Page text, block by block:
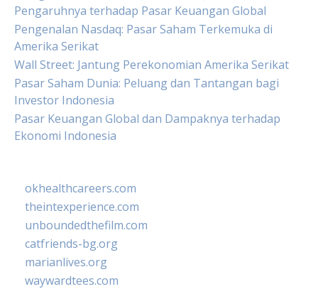
Pengaruhnya terhadap Pasar Keuangan Global
Pengenalan Nasdaq: Pasar Saham Terkemuka di
Amerika Serikat
Wall Street: Jantung Perekonomian Amerika Serikat
Pasar Saham Dunia: Peluang dan Tantangan bagi
Investor Indonesia
Pasar Keuangan Global dan Dampaknya terhadap
Ekonomi Indonesia
okhealthcareers.com
theintexperience.com
unboundedthefilm.com
catfriends-bg.org
marianlives.org
waywardtees.com